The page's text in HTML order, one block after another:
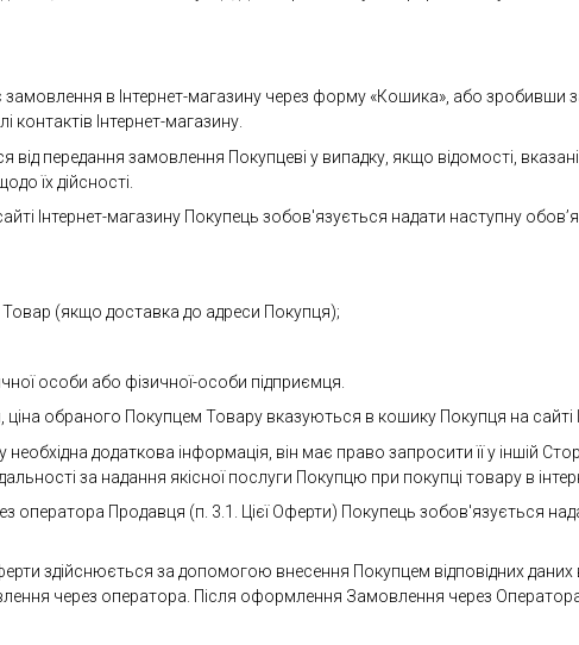
в Інтернет-магазину через форму «Кошика», або
Інтернет-магазину.
від передання замовлення Покупцеві у випадку, якщо відомості,
їх дійсності.
Інтернет-магазину Покупець зобов'язується надати наступну
(якщо доставка до адреси Покупця);
особи або фізичної-особи підприємця.
ціна обраного Покупцем Товару вказуються в кошику Покупця на сайті
додаткова інформація, він має право запросити її у іншій
за надання якісної послуги Покупцю при покупці товару в
оператора Продавця (п. 3.1. Цієї Оферти) Покупець зобов'язується
здійснюється за допомогою внесення Покупцем відповідних даних
через оператора. Після оформлення Замовлення через